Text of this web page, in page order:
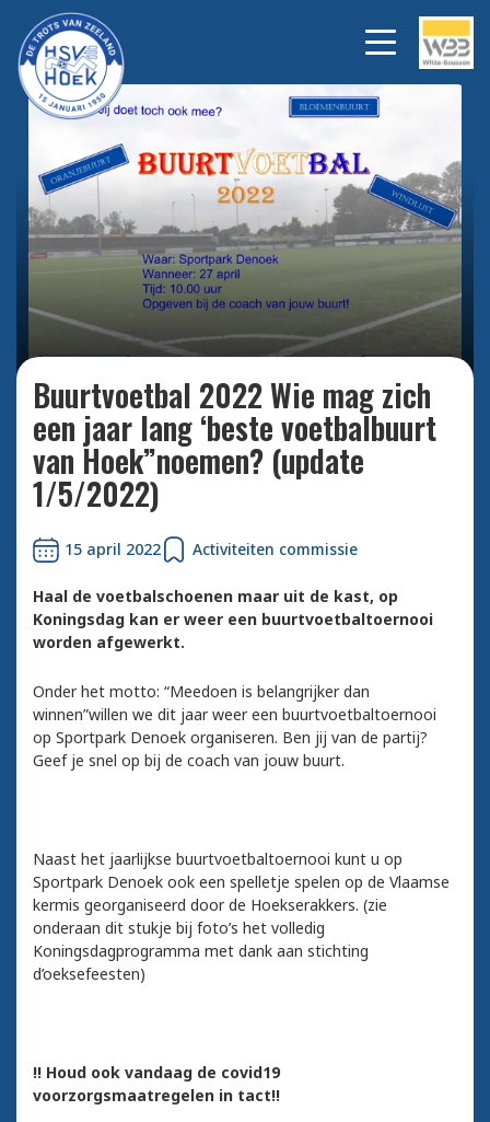
Bekijk alle foto's
Buurtvoetbal 2022 Wie mag zich
een jaar lang ‘beste voetbalbuurt
van Hoek”noemen? (update
1/5/2022)
15 april 2022 Activiteiten commissie
Haal de voetbalschoenen maar uit de kast, op
Koningsdag kan er weer een buurtvoetbaltoernooi
worden afgewerkt.
Onder het motto: “Meedoen is belangrijker dan
winnen”willen we dit jaar weer een buurtvoetbaltoernooi
op Sportpark Denoek organiseren. Ben jij van de partij?
Geef je snel op bij de coach van jouw buurt.
Naast het jaarlijkse buurtvoetbaltoernooi kunt u op
Sportpark Denoek ook een spelletje spelen op de Vlaamse
kermis georganiseerd door de Hoekserakkers. (zie
onderaan dit stukje bij foto’s het volledig
Koningsdagprogramma met dank aan stichting
d’oeksefeesten)
!! Houd ook vandaag de covid19
voorzorgsmaatregelen in tact!!